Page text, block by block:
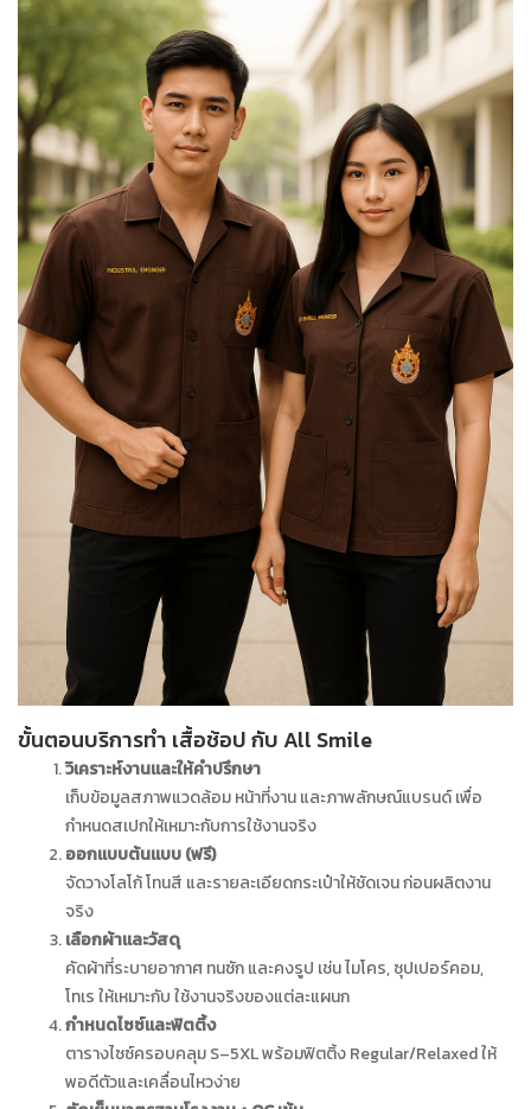
ขั้นตอนบริการทำ เสื้อช้อป กับ All Smile
วิเคราะห์งานและให้คำปรึกษา
เก็บข้อมูลสภาพแวดล้อม หน้าที่งาน และภาพลักษณ์แบรนด์ เพื่อ
กำหนดสเปกให้เหมาะกับการใช้งานจริง
ออกแบบต้นแบบ (ฟรี)
จัดวางโลโก้ โทนสี และรายละเอียดกระเป๋าให้ชัดเจน ก่อนผลิตงาน
จริง
เลือกผ้าและวัสดุ
คัดผ้าที่ระบายอากาศ ทนซัก และคงรูป เช่น ไมโคร, ซุปเปอร์คอม,
โทเร ให้เหมาะกับ ใช้งานจริงของแต่ละแผนก
กำหนดไซซ์และฟิตติ้ง
ตารางไซซ์ครอบคลุม S–5XL พร้อมฟิตติ้ง Regular/Relaxed ให้
พอดีตัวและเคลื่อนไหวง่าย